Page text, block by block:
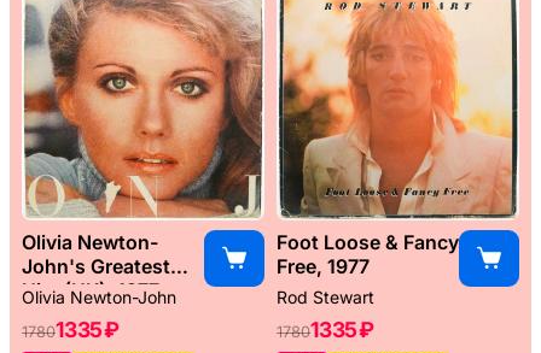
Olivia Newton-
John's Greatest
Hits (UK), 1977
Olivia Newton-John
17801335 ₽
Foot Loose & Fancy
Free, 1977
Rod Stewart
17801335 ₽